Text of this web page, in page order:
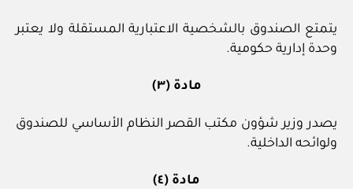
يتمتع الصندوق بالشخصية الاعتبارية المستقلة ولا يعتبر
وحدة إدارية حكومية.
مادة (٣)
يصدر وزير شؤون مكتب القصر النظام الأساسي للصندوق
ولوائحه الداخلية.
مادة (٤)